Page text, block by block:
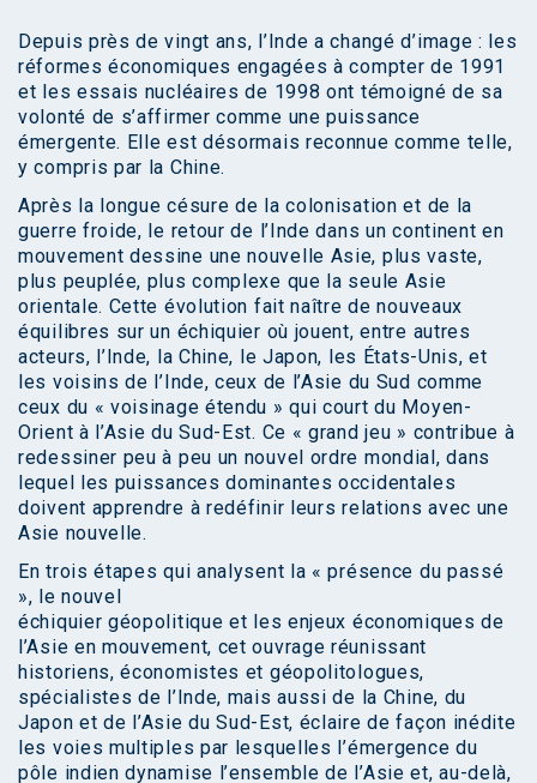
Depuis près de vingt ans, l’Inde a changé d’image : les
réformes économiques engagées à compter de 1991
et les essais nucléaires de 1998 ont témoigné de sa
volonté de s’affirmer comme une puissance
émergente. Elle est désormais reconnue comme telle,
y compris par la Chine.
Après la longue césure de la colonisation et de la
guerre froide, le retour de l’Inde dans un continent en
mouvement dessine une nouvelle Asie, plus vaste,
plus peuplée, plus complexe que la seule Asie
orientale. Cette évolution fait naître de nouveaux
équilibres sur un échiquier où jouent, entre autres
acteurs, l’Inde, la Chine, le Japon, les États-Unis, et
les voisins de l’Inde, ceux de l’Asie du Sud comme
ceux du « voisinage étendu » qui court du Moyen-
Orient à l’Asie du Sud-Est. Ce « grand jeu » contribue à
redessiner peu à peu un nouvel ordre mondial, dans
lequel les puissances dominantes occidentales
doivent apprendre à redéfinir leurs relations avec une
Asie nouvelle.
En trois étapes qui analysent la « présence du passé
», le nouvel
échiquier géopolitique et les enjeux économiques de
l’Asie en mouvement, cet ouvrage réunissant
historiens, économistes et géopolitologues,
spécialistes de l’Inde, mais aussi de la Chine, du
Japon et de l’Asie du Sud-Est, éclaire de façon inédite
les voies multiples par lesquelles l’émergence du
pôle indien dynamise l’ensemble de l’Asie et, au-delà,